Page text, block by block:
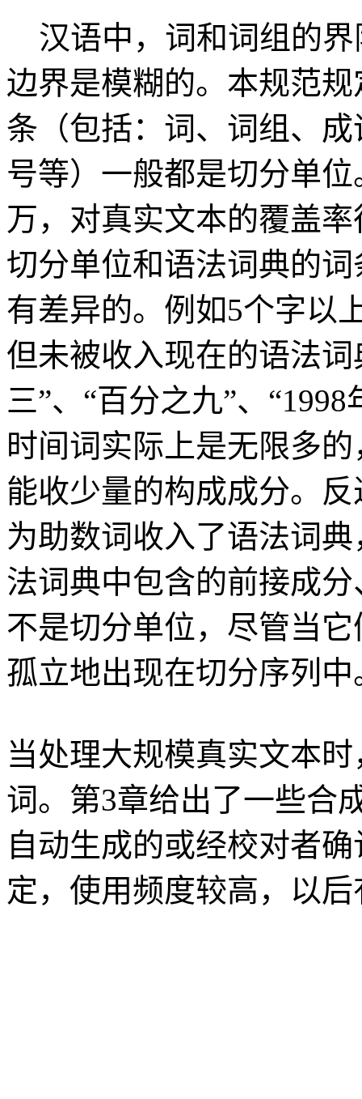
汉语中，词和词组的界
边界是模糊的。本规范
条（包括：词、词组、
号等）一般都是切分单
万，对真实文本的覆盖
切分单位和语法词典的
有差异的。例如5个字以
但未被收入现在的语法
三”、“百分之九”、
时间词实际上是无限多
能收少量的构成成分。反
为助数词收入了语法词
法词典中包含的前接成
不是切分单位，尽管当
孤立地出现在切分序列中
当处理大规模真实文本
词。第3章给出了一些合
自动生成的或经校对者
定，使用频度较高，以